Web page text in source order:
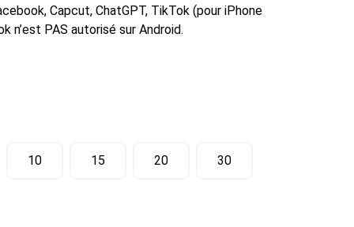
Capcut, ChatGPT, TikTok (pour iPhone
n’est PAS autorisé sur Android.
10 15 20 30